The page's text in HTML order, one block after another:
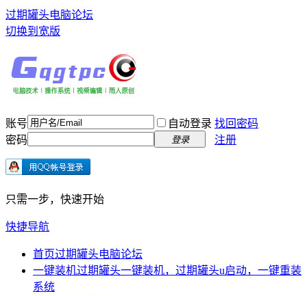
过期罐头电脑论坛
切换到宽版
账号 自动登录 找回密码
密码
登录 注册
只需一步，快速开始
快捷导航
首页过期罐头电脑论坛
一键装机过期罐头一键装机，过期罐头u启动，一键重装
系统